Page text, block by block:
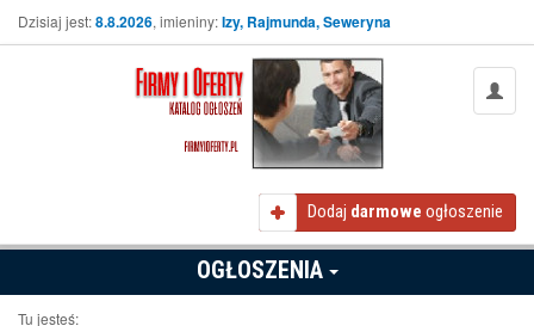
Dzisiaj jest:8.8.2026, imieniny:Izy, Rajmunda, Seweryna
Dodaj darmowe ogłoszenie
OGŁOSZENIA
Tu jesteś: